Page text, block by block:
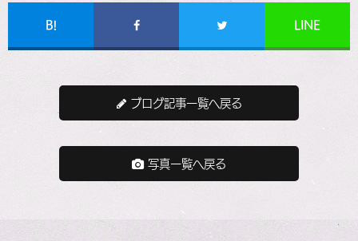
B! LINE
ブログ記事一覧へ戻る
写真一覧へ戻る